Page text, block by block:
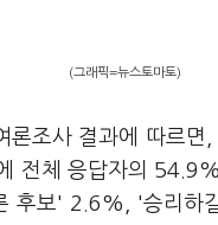
(그래픽=뉴스토마토)
조사 결과에 따르
전체 응답자의
후보' 2.6%, '승리하